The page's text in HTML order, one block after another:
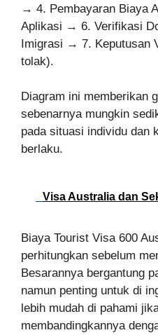
→ 4. Pembayaran Biaya
Aplikasi → 6. Verifikasi
Imigrasi → 7. Keputusan
tolak).
Diagram ini memberikan
sebenarnya mungkin
pada situasi individu dan
berlaku.
Visa Australia dan
Biaya Tourist Visa 600
perhitungkan sebelum
Besarannya bergantung
namun penting untuk di
lebih mudah di pahami
membandingkannya